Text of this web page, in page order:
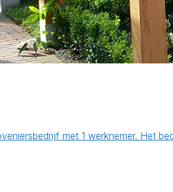
met 1 werknemer. Het